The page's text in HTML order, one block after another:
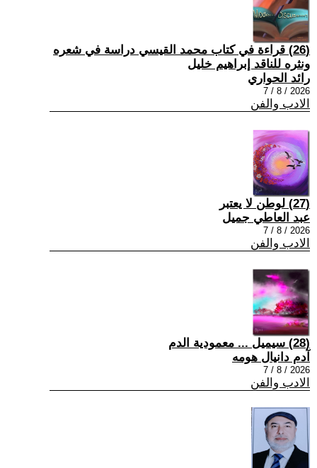
(26) قراءة في كتاب محمد القيسي دراسة في شعره
ونثره للناقد إبراهيم خليل
رائد الحواري
2026 / 8 / 7
الادب والفن
(27) لوطن لا يعتبر
عبد العاطي جميل
2026 / 8 / 7
الادب والفن
(28) سيميل ... معمودية الدم
آدم دانيال هومه
2026 / 8 / 7
الادب والفن